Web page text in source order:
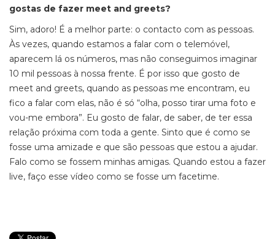
gostas de fazer meet and greets?
Sim, adoro! É a melhor parte: o contacto com as pessoas.
Às vezes, quando estamos a falar com o telemóvel,
aparecem lá os números, mas não conseguimos imaginar
10 mil pessoas à nossa frente. É por isso que gosto de
meet and greets, quando as pessoas me encontram, eu
fico a falar com elas, não é só “olha, posso tirar uma foto e
vou-me embora”. Eu gosto de falar, de saber, de ter essa
relação próxima com toda a gente. Sinto que é como se
fosse uma amizade e que são pessoas que estou a ajudar.
Falo como se fossem minhas amigas. Quando estou a fazer
live, faço esse vídeo como se fosse um facetime.